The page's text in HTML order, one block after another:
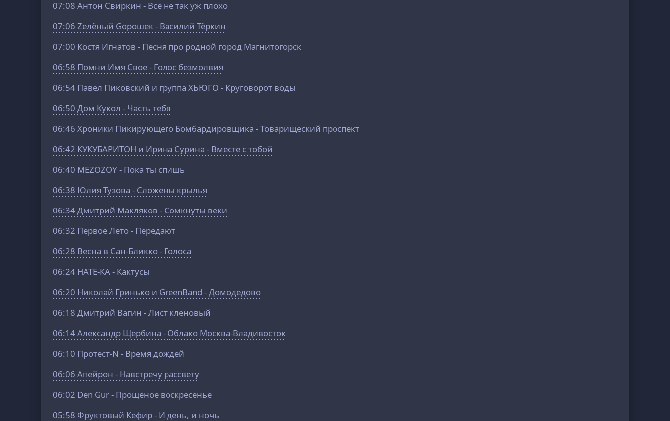
07:08 Антон Свиркин - Всё не так уж плохо
07:06 Zелёный Gорошек - Василий Тёркин
07:00 Костя Игнатов - Песня про родной город Магнитогорск
06:58 Помни Имя Свое - Голос безмолвия
06:54 Павел Пиковский и группа ХЬЮГО - Круговорот воды
06:50 Дом Кукол - Часть тебя
06:46 Хроники Пикирующего Бомбардировщика - Товарищеский проспект
06:42 КУКУБАРИТОН и Ирина Сурина - Вместе с тобой
06:40 MEZOZOY - Пока ты спишь
06:38 Юлия Тузова - Сложены крылья
06:34Дмитрий Макляков - Сомкнуты веки
06:32 Первое Лето - Передают
06:28 Весна в Сан-Бликко - Голоса
06:24 НАТЕ-КА - Кактусы
06:20 Николай Гринько и GreenBand - Домодедово
06:18 Дмитрий Вагин - Лист кленовый
06:14Александр Щербина - Облако Москва-Владивосток
06:10 Пpoтеcт-N - Время дождей
06:06 Апейрон - Навстречу рассвету
06:02 Den Gur - Прощёное воскресенье
05:58 Фруктовый Кефир - И день, и ночь